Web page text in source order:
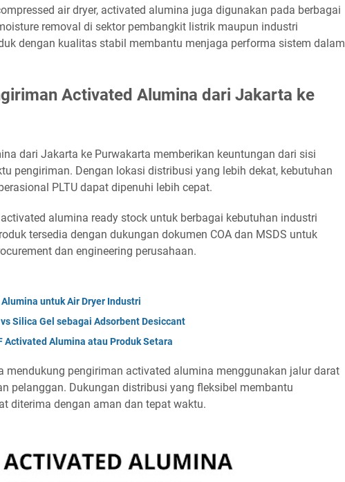
air dryer, activated alumina juga digunakan pada berbagai
removal di sektor pembangkit listrik maupun industri
dengan kualitas stabil membantu menjaga performa sistem dalam
Activated Alumina dari Jakarta ke
dari Jakarta ke Purwakarta memberikan keuntungan dari sisi
pengiriman. Dengan lokasi distribusi yang lebih dekat, kebutuhan
PLTU dapat dipenuhi lebih cepat.
alumina ready stock untuk berbagai kebutuhan industri
tersedia dengan dukungan dokumen COA dan MSDS untuk
dan engineering perusahaan.
untuk Air Dryer Industri
Silica Gel sebagai Adsorbent Desiccant
Activated Alumina atau Produk Setara
mendukung pengiriman activated alumina menggunakan jalur darat
pelanggan. Dukungan distribusi yang fleksibel membantu
diterima dengan aman dan tepat waktu.